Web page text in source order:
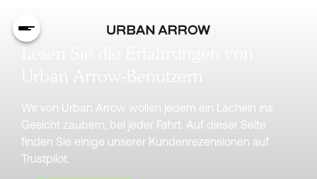
Wir von Urban Arrow wollen jedem ein Lächeln ins
Gesicht zaubern, bei jeder Fahrt. Auf dieser Seite
finden Sie einige unserer Kundenrezensionen auf
Trustpilot.